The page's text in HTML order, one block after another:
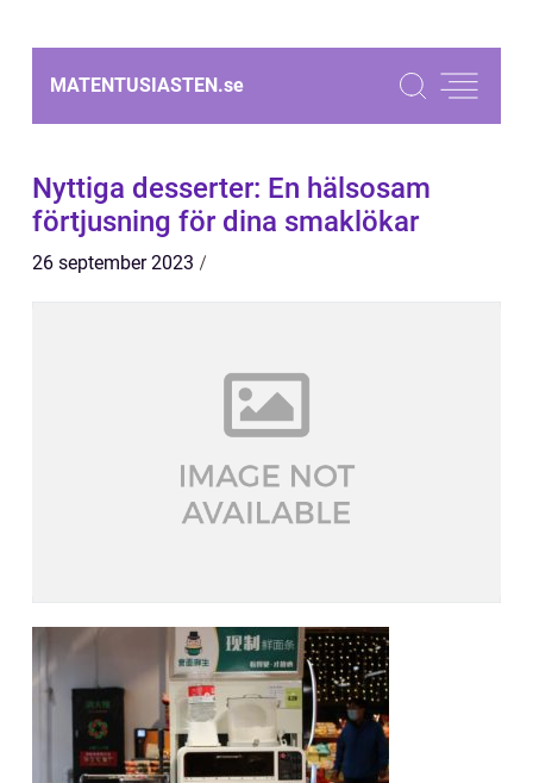
MATENTUSIASTEN.se
Nyttiga desserter: En hälsosam
förtjusning för dina smaklökar
26 september 2023